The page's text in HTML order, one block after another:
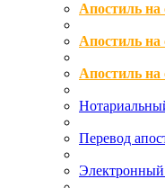
Апостиль на
Апостиль на
Апостиль на
Перевод
Электронный